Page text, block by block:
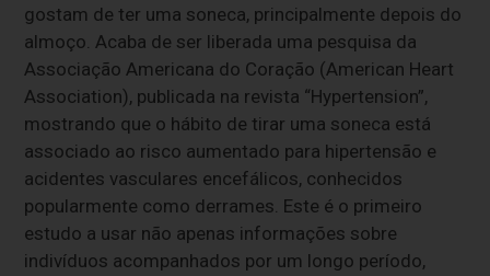
gostam de ter uma soneca, principalmente depois do
almoço. Acaba de ser liberada uma pesquisa da
Associação Americana do Coração (American Heart
Association), publicada na revista “Hypertension”,
mostrando que o hábito de tirar uma soneca está
associado ao risco aumentado para hipertensão e
acidentes vasculares encefálicos, conhecidos
popularmente como derrames. Este é o primeiro
estudo a usar não apenas informações sobre
indivíduos acompanhados por um longo período,